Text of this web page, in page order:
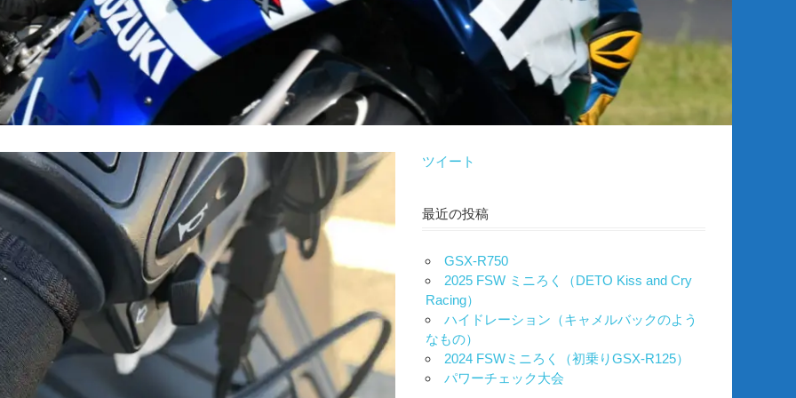
ツイート
最近の投稿
GSX-R750
2025 FSW ミニろく（DETO Kiss and Cry
Racing）
ハイドレーション（キャメルバックのよう
なもの）
2024 FSWミニろく（初乗りGSX-R125）
パワーチェック大会